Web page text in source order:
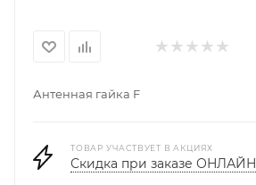
Антенная гайка F
ТОВАР УЧАСТВУЕТ В АКЦИЯХ
Скидка при заказе ОНЛАЙН